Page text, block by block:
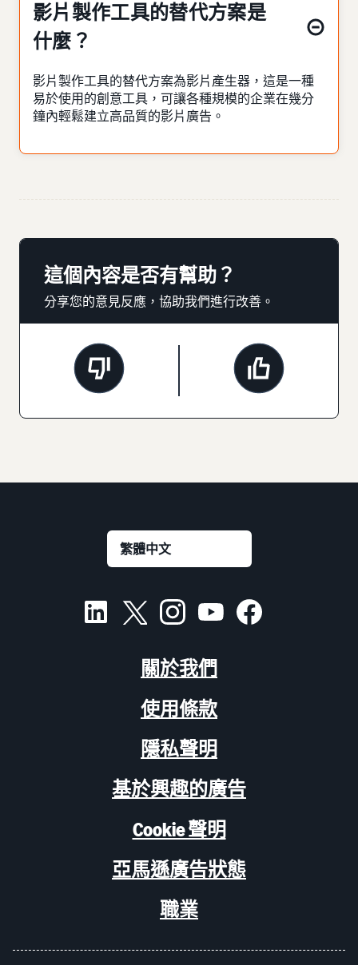
影片製作工具的替代方案是
什麼？
影片製作工具的替代方案為影片產生器，這是一種
易於使用的創意工具，可讓各種規模的企業在幾分
鐘內輕鬆建立高品質的影片廣告。
這個內容是否有幫助？
分享您的意見反應，協助我們進行改善。
關於我們
使用條款
隱私聲明
基於興趣的廣告
Cookie 聲明
亞馬遜廣告狀態
職業